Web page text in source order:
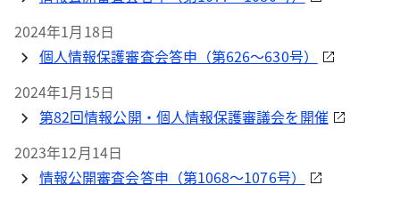
2024年1月18日
個人情報保護審査会答申（第626～630号）
2024年1月15日
第82回情報公開・個人情報保護審議会を開催
2023年12月14日
情報公開審査会答申（第1068～1076号）